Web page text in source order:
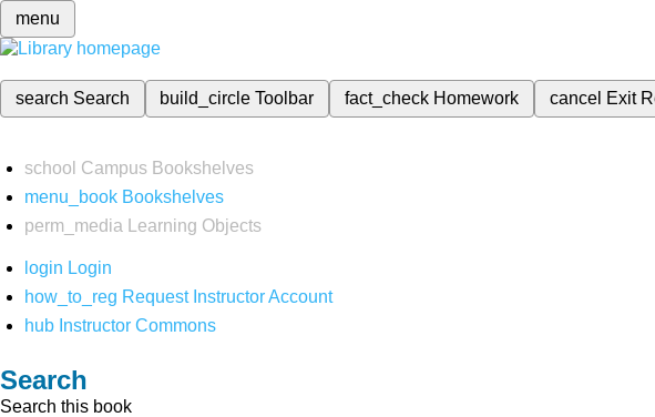
menu
search Search build_circleToolbar fact_check Homework cancel Exit
school Campus Bookshelves
menu_book Bookshelves
perm_media
Learning Objects
login Login
how_to_reg Request Instructor Account
hub Instructor Commons
Search
Search this book